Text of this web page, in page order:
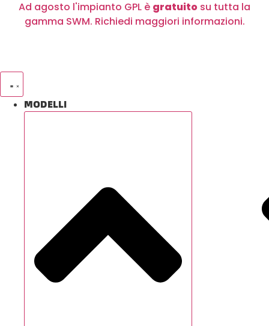
Ad agosto l'impianto GPL è gratuito su tutta la
gamma SWM. Richiedi maggiori informazioni.
MODELLI